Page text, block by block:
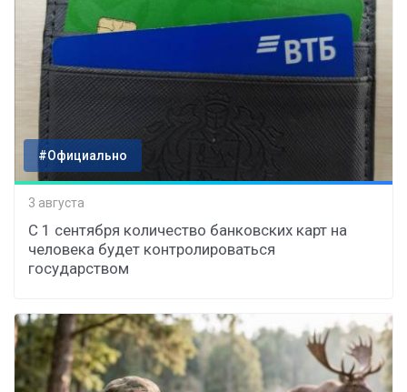
#Официально
3 августа
С 1 сентября количество банковских карт на
человека будет контролироваться
государством